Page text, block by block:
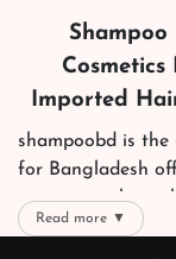
Cosmetics
Imported
shampoobd is
for Bangladesh
experience
you trendy and
Read more ▼